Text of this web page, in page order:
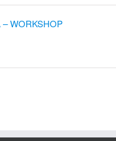
– WORKSHOP